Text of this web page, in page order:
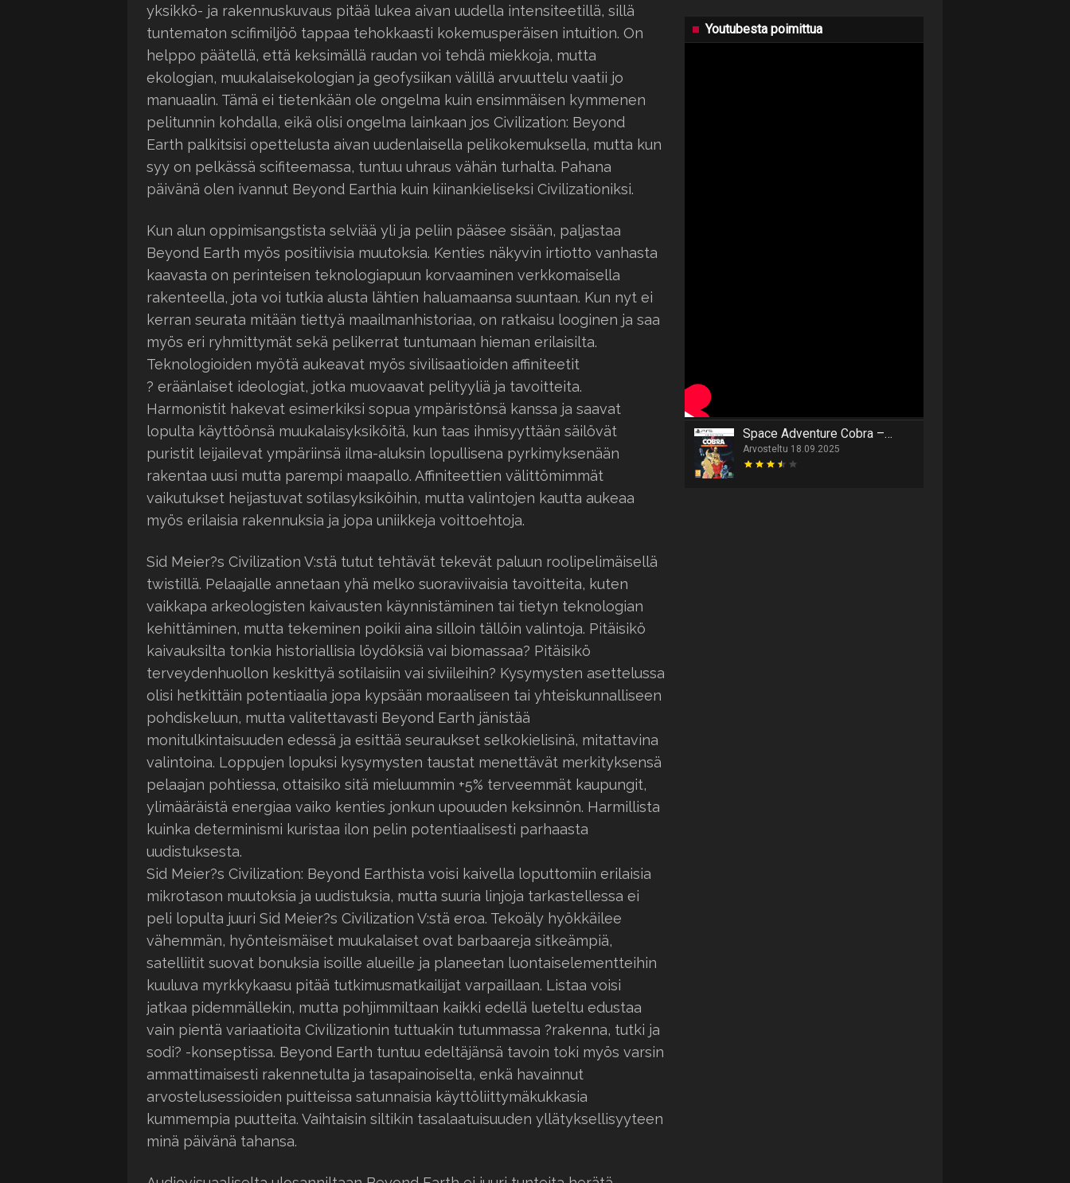
yksikkö- ja rakennuskuvaus pitää lukea aivan uudella intensiteetillä, sillä
tuntematon scifimiljöö tappaa tehokkaasti kokemusperäisen intuition. On
helppo päätellä, että keksimällä raudan voi tehdä miekkoja, mutta
ekologian, muukalaisekologian ja geofysiikan välillä arvuuttelu vaatii jo
manuaalin. Tämä ei tietenkään ole ongelma kuin ensimmäisen kymmenen
pelitunnin kohdalla, eikä olisi ongelma lainkaan jos Civilization: Beyond
Earth palkitsisi opettelusta aivan uudenlaisella pelikokemuksella, mutta kun
syy on pelkässä scifiteemassa, tuntuu uhraus vähän turhalta. Pahana
päivänä olen ivannut Beyond Earthia kuin kiinankieliseksi Civilizationiksi.
Kun alun oppimisangstista selviää yli ja peliin pääsee sisään, paljastaa
Beyond Earth myös positiivisia muutoksia. Kenties näkyvin irtiotto vanhasta
kaavasta on perinteisen teknologiapuun korvaaminen verkkomaisella
rakenteella, jota voi tutkia alusta lähtien haluamaansa suuntaan. Kun nyt ei
kerran seurata mitään tiettyä maailmanhistoriaa, on ratkaisu looginen ja saa
myös eri ryhmittymät sekä pelikerrat tuntumaan hieman erilaisilta.
Teknologioiden myötä aukeavat myös sivilisaatioiden affiniteetit
? eräänlaiset ideologiat, jotka muovaavat pelityyliä ja tavoitteita.
Harmonistit hakevat esimerkiksi sopua ympäristönsä kanssa ja saavat
lopulta käyttöönsä muukalaisyksiköitä, kun taas ihmisyyttään säilövät
puristit leijailevat ympäriinsä ilma-aluksin lopullisena pyrkimyksenään
rakentaa uusi mutta parempi maapallo. Affiniteettien välittömimmät
vaikutukset heijastuvat sotilasyksiköihin, mutta valintojen kautta aukeaa
myös erilaisia rakennuksia ja jopa uniikkeja voittoehtoja.
Sid Meier?s Civilization V:stä tutut tehtävät tekevät paluun roolipelimäisellä
twistillä. Pelaajalle annetaan yhä melko suoraviivaisia tavoitteita, kuten
vaikkapa arkeologisten kaivausten käynnistäminen tai tietyn teknologian
kehittäminen, mutta tekeminen poikii aina silloin tällöin valintoja. Pitäisikö
kaivauksilta tonkia historiallisia löydöksiä vai biomassaa? Pitäisikö
terveydenhuollon keskittyä sotilaisiin vai siviileihin? Kysymysten asettelussa
olisi hetkittäin potentiaalia jopa kypsään moraaliseen tai yhteiskunnalliseen
pohdiskeluun, mutta valitettavasti Beyond Earth jänistää
monitulkintaisuuden edessä ja esittää seuraukset selkokielisinä, mitattavina
valintoina. Loppujen lopuksi kysymysten taustat menettävät merkityksensä
pelaajan pohtiessa, ottaisiko sitä mieluummin +5% terveemmät kaupungit,
ylimääräistä energiaa vaiko kenties jonkun upouuden keksinnön. Harmillista
kuinka determinismi kuristaa ilon pelin potentiaalisesti parhaasta
uudistuksesta.
Sid Meier?s Civilization: Beyond Earthista voisi kaivella loputtomiin erilaisia
mikrotason muutoksia ja uudistuksia, mutta suuria linjoja tarkastellessa ei
peli lopulta juuri Sid Meier?s Civilization V:stä eroa. Tekoäly hyökkäilee
vähemmän, hyönteismäiset muukalaiset ovat barbaareja sitkeämpiä,
satelliitit suovat bonuksia isoille alueille ja planeetan luontaiselementteihin
kuuluva myrkkykaasu pitää tutkimusmatkailijat varpaillaan. Listaa voisi
jatkaa pidemmällekin, mutta pohjimmiltaan kaikki edellä lueteltu edustaa
vain pientä variaatioita Civilizationin tuttuakin tutummassa ?rakenna, tutki ja
sodi? -konseptissa. Beyond Earth tuntuu edeltäjänsä tavoin toki myös varsin
ammattimaisesti rakennetulta ja tasapainoiselta, enkä havainnut
arvostelusessioiden puitteissa satunnaisia käyttöliittymäkukkasia
kummempia puutteita. Vaihtaisin siltikin tasalaatuisuuden yllätyksellisyyteen
minä päivänä tahansa.
Youtubesta poimittua
Space Adventure Cobra – The Awakening
Arvosteltu 18.09.2025